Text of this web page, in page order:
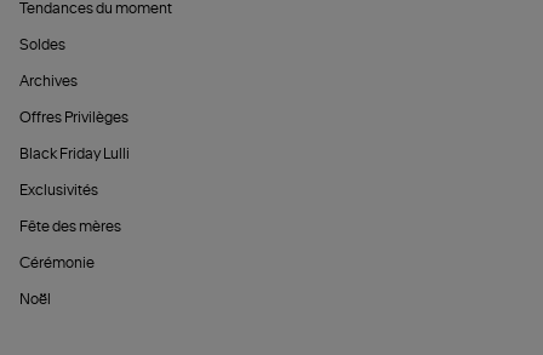
Tendances du moment
Soldes
Archives
Offres Privilèges
Black Friday Lulli
Exclusivités
Fête des mères
Cérémonie
Noël